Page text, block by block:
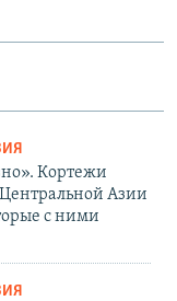
Кортежи
Азии
с ними